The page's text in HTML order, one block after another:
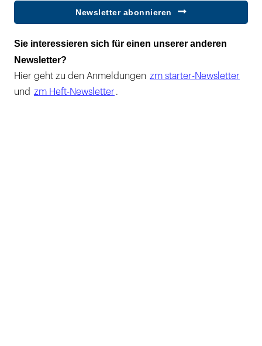
Newsletter abonnieren
Sie interessieren sich für einen unserer anderen
Newsletter?
Hier geht zu den Anmeldungen zm starter-Newsletter
und zm Heft-Newsletter .